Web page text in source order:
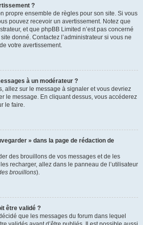
?
propre ensemble de règles pour son site. Si vous
pouvez recevoir un avertissement. Notez que
et que phpBB Limited n’est pas concerné
donné. Contactez l’administrateur si vous ne
votre avertissement.
à un modérateur ?
allez sur le message à signaler et vous devriez
le message. En cliquant dessus, vous accéderez
le faire.
» dans la page de rédaction de
des brouillons de vos messages et de les
recharger, allez dans le panneau de l’utilisateur
brouillons).
être validé ?
que les messages du forum dans lequel